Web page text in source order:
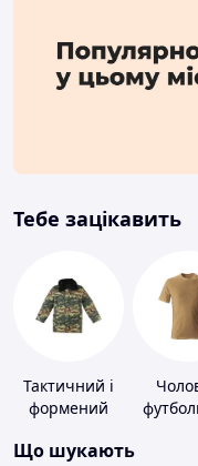
Тебе зацікавить
Тактичний і
формений
Що шукають